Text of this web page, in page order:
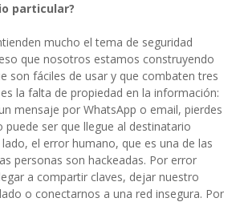
particular?
mucho el tema de seguridad
que nosotros estamos construyendo
son fáciles de usar y que combaten tres
la falta de propiedad en la información:
mensaje por WhatsApp o email, pierdes
puede ser que llegue al destinatario
el error humano, que es una de las
personas son hackeadas. Por error
a compartir claves, dejar nuestro
o conectarnos a una red insegura. Por